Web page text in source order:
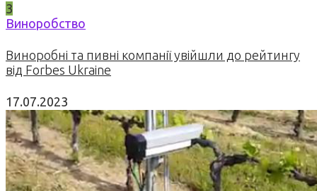
3
Виноробство
Виноробні та пивні компанії увійшли до рейтингу
від Forbes Ukraine
17.07.2023